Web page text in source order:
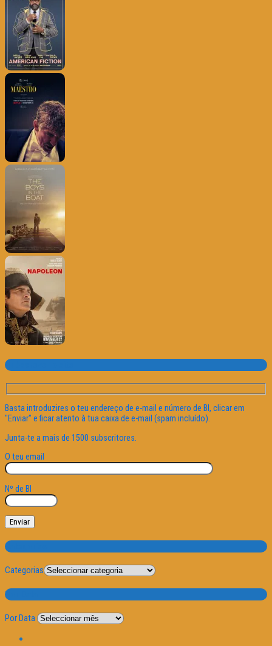
Subscrever o site
Basta introduzires o teu endereço de e-mail e número de BI, clicar em
"Enviar" e ficar atento à tua caixa de e-mail (spam incluído).
Junta-te a mais de 1500 subscritores.
O teu email
Nº de BI
Categorias
Categorias
Por Data
Por Data